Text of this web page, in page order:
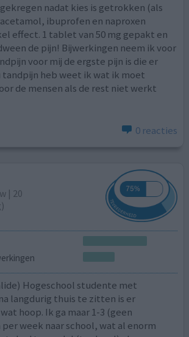
nadat kies is getrokken (als
ibuprofen en naproxen
effect. 1 tablet van 50 mg gepakt en
de pijn! Bijwerkingen neem ik voor
voor mij de ergste pijn is die er
tandpijn heb weet ik wat ik moet
de mensen als de rest niet werkt
0 reacties
| 20
Hogeschool studente met
langdurig thuis te zitten is er
hoop. Ik ga maar 1-3 (geen
week naar school, wat al enorm